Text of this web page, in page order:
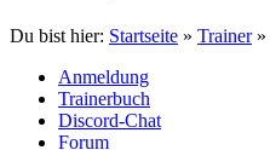
Du bist hier: Startseite » Trainer»
Anmeldung
Trainerbuch
Discord-Chat
Forum